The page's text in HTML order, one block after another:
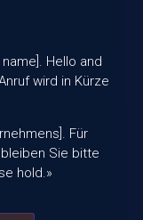
Hello and
wird in Kürze
Für
Sie bitte
hold.»